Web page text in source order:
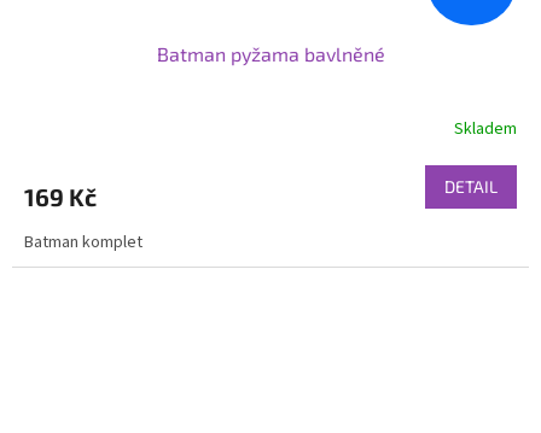
Batman pyžama bavlněné
Skladem
169 Kč DETAIL
Batman komplet